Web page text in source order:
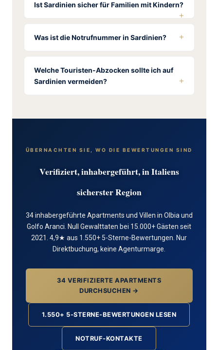
Ist Sardinien sicher für Familien mit Kindern?
Was ist die Notrufnummer in Sardinien?
Welche Touristen-Abzocken sollte ich auf
Sardinien vermeiden?
ÜBERNACHTEN SIE, WO DIE BEWERTUNGEN SIND
Verifiziert, inhabergeführt, in Italiens
sicherster Region
34 inhabergeführte Apartments und Villen in Olbia und
Golfo Aranci. Null Gewalttaten bei 15.000+ Gästen seit
2021. 4,9★ aus 1.550+ 5-Sterne-Bewertungen. Nur
Direktbuchung, keine Agenturmarge.
34 VERIFIZIERTE APARTMENTS
DURCHSUCHEN →
1.550+ 5-STERNE-BEWERTUNGEN LESEN
NOTRUF-KONTAKTE